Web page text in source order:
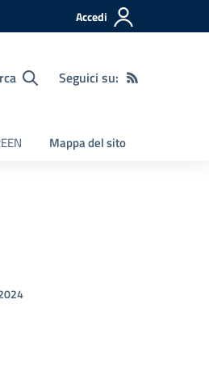
Accedi
Seguici su:
Mappa del sito